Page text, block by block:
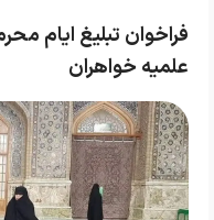
فراخوان تبلیغ ایام
علمیه خواهران